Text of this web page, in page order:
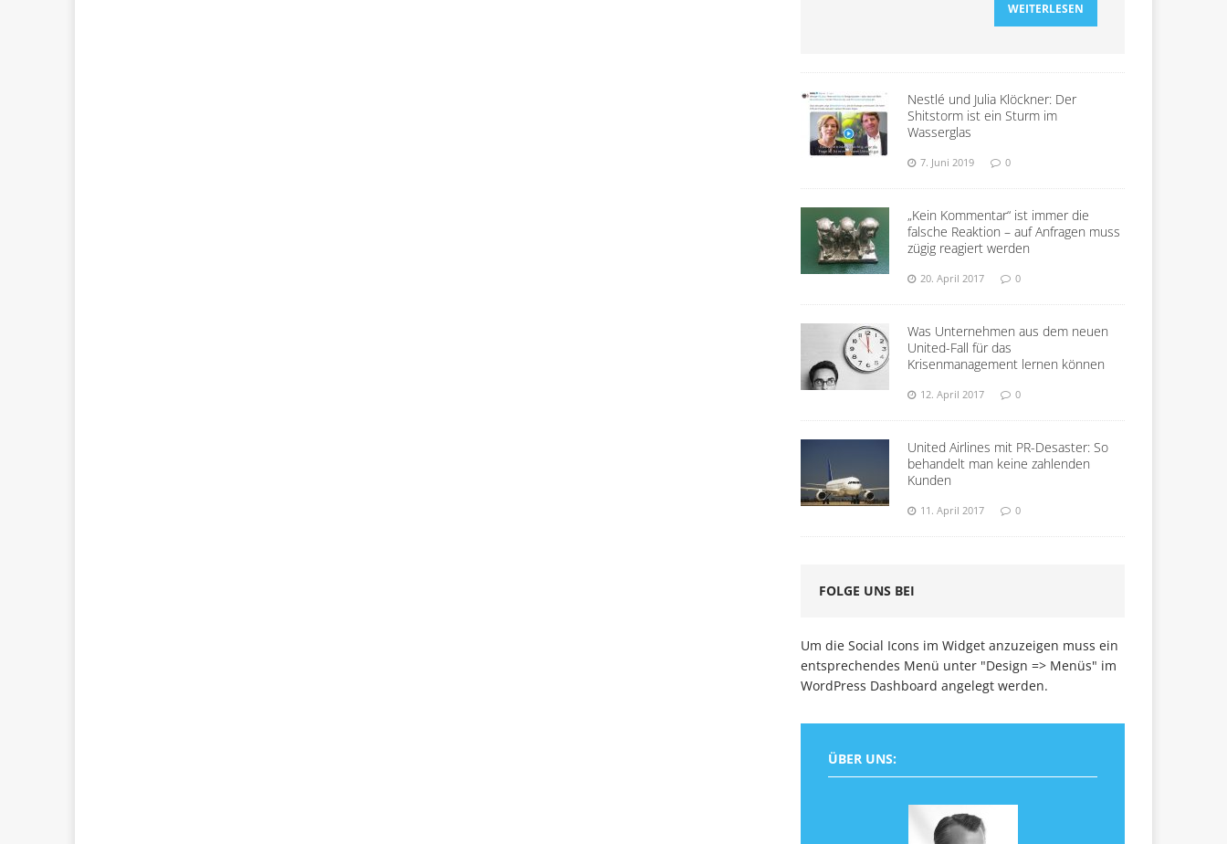
WEITERLESEN
Nestlé und Julia Klöckner: Der
Shitstorm ist ein Sturm im
Wasserglas
7. Juni 2019 0
„Kein Kommentar“ ist immer die
falsche Reaktion – auf Anfragen muss
zügig reagiert werden
20. April 2017 0
Was Unternehmen aus dem neuen
United-Fall für das
Krisenmanagement lernen können
12. April 2017 0
United Airlines mit PR-Desaster: So
behandelt man keine zahlenden
Kunden
11. April 2017 0
FOLGE UNS BEI
Um die Social Icons im Widget anzuzeigen muss ein
entsprechendes Menü unter "Design => Menüs" im
WordPress Dashboard angelegt werden.
ÜBER UNS: